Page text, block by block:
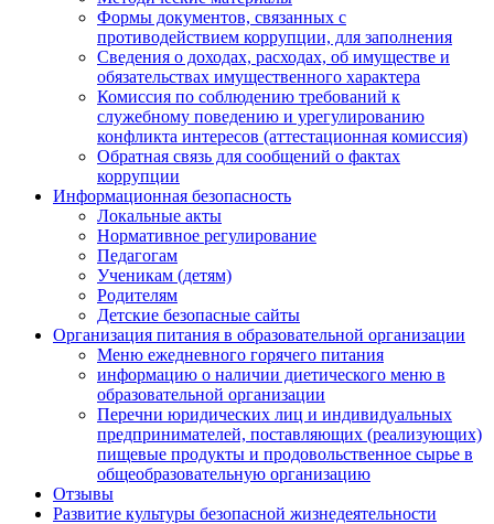
Формы документов, связанных с
противодействием коррупции, для заполнения
Сведения о доходах, расходах, об имуществе и
обязательствах имущественного характера
Комиссия по соблюдению требований к
служебному поведению и урегулированию
конфликта интересов (аттестационная комиссия)
Обратная связь для сообщений о фактах
коррупции
Информационная безопасность
Локальные акты
Нормативное регулирование
Педагогам
Ученикам (детям)
Родителям
Детские безопасные сайты
Организация питания в образовательной организации
Меню ежедневного горячего питания
информацию о наличии диетического меню в
образовательной организации
Перечни юридических лиц и индивидуальных
предпринимателей, поставляющих (реализующих)
пищевые продукты и продовольственное сырье в
общеобразовательную организацию
Отзывы
Развитие культуры безопасной жизнедеятельности